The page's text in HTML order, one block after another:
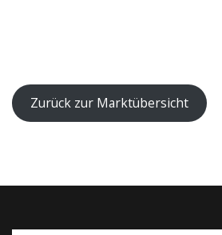
Zurück zur Marktübersicht